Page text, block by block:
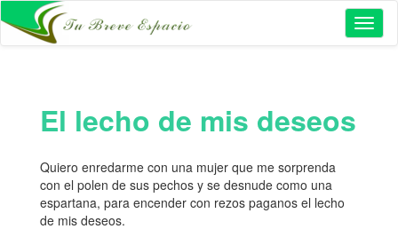
El lecho de mis deseos
Quiero enredarme con una mujer que me sorprenda
con el polen de sus pechos y se desnude como una
espartana, para encender con rezos paganos el lecho
de mis deseos.